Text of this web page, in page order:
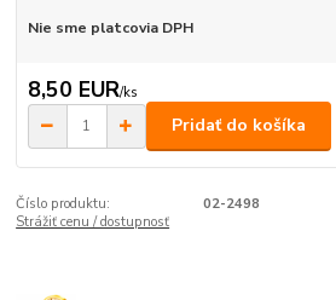
Nie sme platcovia DPH
8,50 EUR/ks
Pridať do košíka
Číslo produktu:
02-2498
Strážiť cenu / dostupnosť